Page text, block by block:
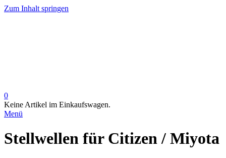
Zum Inhalt springen
0
Keine Artikel im Einkaufswagen.
Menü
Stellwellen für Citizen / Miyota